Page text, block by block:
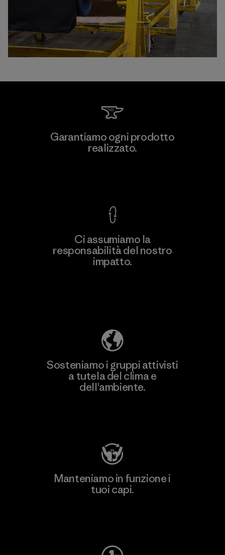
Garantiamo ogni prodotto
realizzato.
Ci assumiamo la
responsabilità del nostro
impatto.
Sosteniamo i gruppi attivisti
a tutela del clima e
dell'ambiente.
Manteniamo in funzione i
tuoi capi.